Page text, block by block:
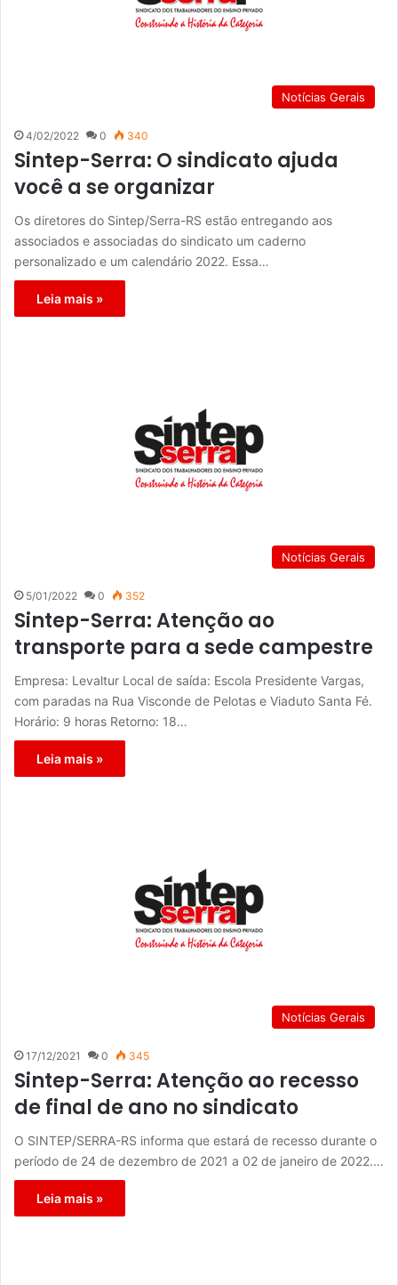
Notícias Gerais
4/02/2022 0 340
Sintep-Serra: O sindicato ajuda
você a se organizar
Os diretores do Sintep/Serra-RS estão entregando aos
associados e associadas do sindicato um caderno
personalizado e um calendário 2022. Essa…
Leia mais »
Notícias Gerais
5/01/2022 0 352
Sintep-Serra: Atenção ao
transporte para a sede campestre
Empresa: Levaltur Local de saída: Escola Presidente Vargas,
com paradas na Rua Visconde de Pelotas e Viaduto Santa Fé.
Horário: 9 horas Retorno: 18…
Leia mais »
Notícias Gerais
17/12/2021 0 345
Sintep-Serra: Atenção ao recesso
de final de ano no sindicato
O SINTEP/SERRA-RS informa que estará de recesso durante o
período de 24 de dezembro de 2021 a 02 de janeiro de 2022.…
Leia mais »